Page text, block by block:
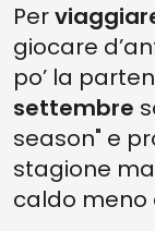
Per
giocare
po’ la
settembre
season" e
stagione
caldo meno